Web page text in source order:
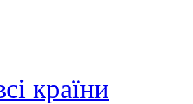
країни